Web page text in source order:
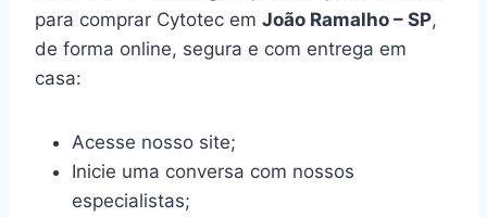
para comprar Cytotec em João Ramalho – SP,
de forma online, segura e com entrega em
casa:
Acesse nosso site;
Inicie uma conversa com nossos
especialistas;